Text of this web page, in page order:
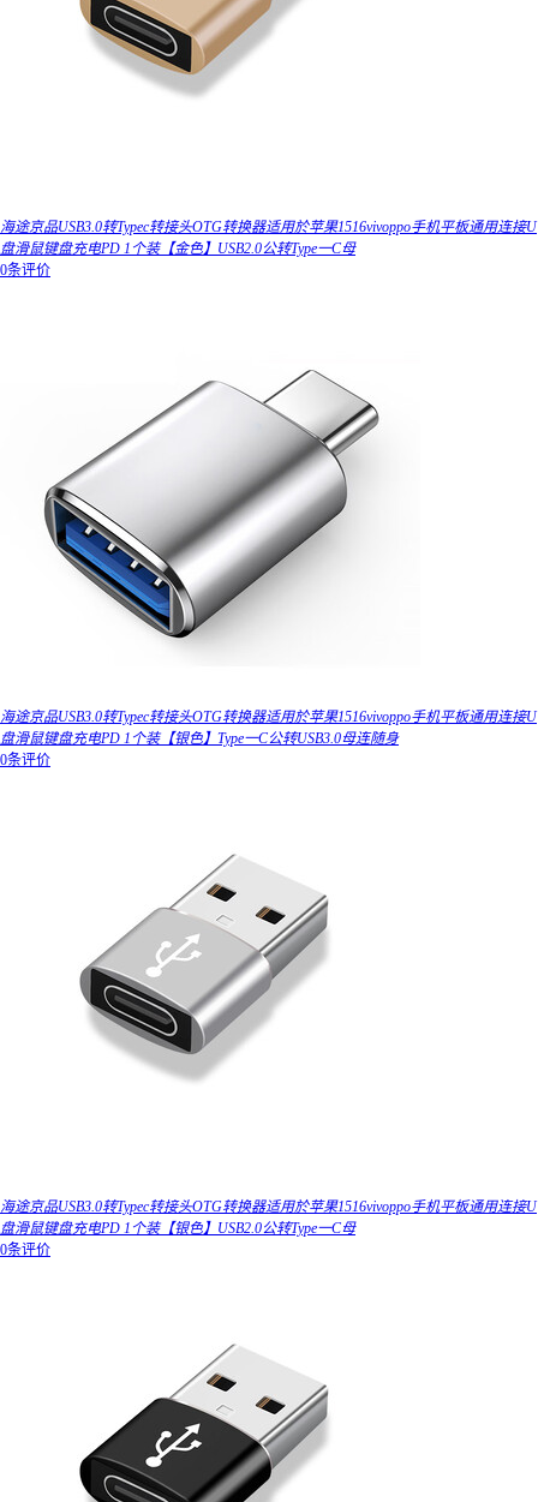
海途京品USB3.0转Typec转接头OTG转换器适用於苹果1516vivoppo手机平板通用连接U
盘滑鼠键盘充电PD 1个装【金色】USB2.0公转Type一C母
0条评价
海途京品USB3.0转Typec转接头OTG转换器适用於苹果1516vivoppo手机平板通用连接U
盘滑鼠键盘充电PD 1个装【银色】Type一C公转USB3.0母连随身
0条评价
海途京品USB3.0转Typec转接头OTG转换器适用於苹果1516vivoppo手机平板通用连接U
盘滑鼠键盘充电PD 1个装【银色】USB2.0公转Type一C母
0条评价